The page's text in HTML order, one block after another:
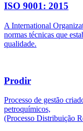
ISO 9001: 2015
A International
normas técnicas que
qualidade.
Prodir
Processo de gestão
petroquímicos,
(Processo Distribuição